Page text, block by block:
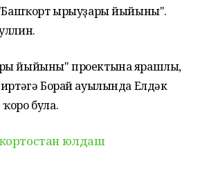
ырыуҙары йыйыны".
йыйыны" проектына ярашлы,
Борай ауылында Елдәк
була.
юлдаш